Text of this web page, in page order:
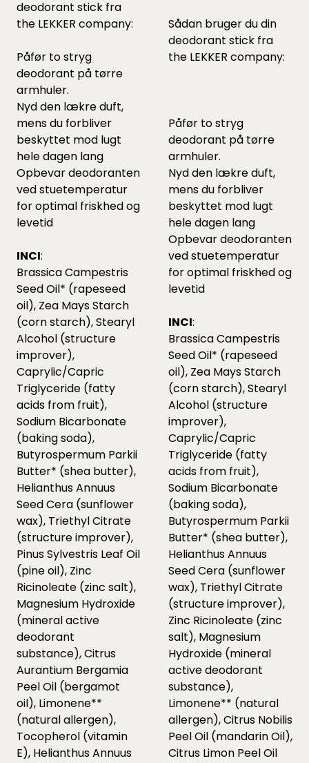
deodorant stick fra
the LEKKER company:
Påfør to stryg
deodorant på tørre
armhuler.
Nyd den lækre duft,
mens du forbliver
beskyttet mod lugt
hele dagen lang
Opbevar deodoranten
ved stuetemperatur
for optimal friskhed og
levetid
INCI:
Brassica Campestris
Seed Oil* (rapeseed
oil), Zea Mays Starch
(corn starch), Stearyl
Alcohol (structure
improver),
Caprylic/Capric
Triglyceride (fatty
acids from fruit),
Sodium Bicarbonate
(baking soda),
Butyrospermum Parkii
Butter* (shea butter),
Helianthus Annuus
Seed Cera (sunflower
wax), Triethyl Citrate
(structure improver),
Pinus Sylvestris Leaf Oil
(pine oil), Zinc
Ricinoleate (zinc salt),
Magnesium Hydroxide
(mineral active
deodorant
substance), Citrus
Aurantium Bergamia
Peel Oil (bergamot
oil), Limonene**
(natural allergen),
Tocopherol (vitamin
E), Helianthus Annuus
Sådan bruger du din
deodorant stick fra
the LEKKER company:
Påfør to stryg
deodorant på tørre
armhuler.
Nyd den lækre duft,
mens du forbliver
beskyttet mod lugt
hele dagen lang
Opbevar deodoranten
ved stuetemperatur
for optimal friskhed og
levetid
INCI:
Brassica Campestris
Seed Oil* (rapeseed
oil), Zea Mays Starch
(corn starch), Stearyl
Alcohol (structure
improver),
Caprylic/Capric
Triglyceride (fatty
acids from fruit),
Sodium Bicarbonate
(baking soda),
Butyrospermum Parkii
Butter* (shea butter),
Helianthus Annuus
Seed Cera (sunflower
wax), Triethyl Citrate
(structure improver),
Zinc Ricinoleate (zinc
salt), Magnesium
Hydroxide (mineral
active deodorant
substance),
Limonene** (natural
allergen), Citrus Nobilis
Peel Oil (mandarin Oil),
Citrus Limon Peel Oil